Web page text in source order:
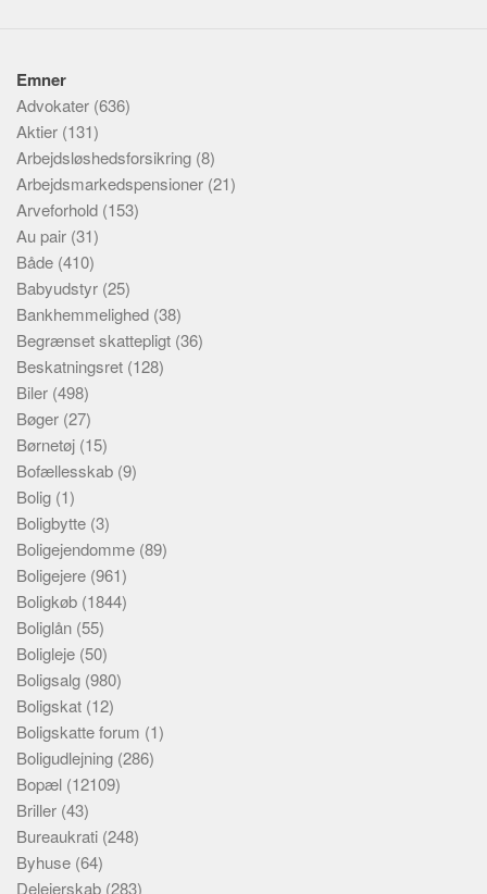
Emner
Advokater (636)
Aktier (131)
Arbejdsløshedsforsikring (8)
Arbejdsmarkedspensioner (21)
Arveforhold (153)
Au pair (31)
Både (410)
Babyudstyr (25)
Bankhemmelighed (38)
Begrænset skattepligt (36)
Beskatningsret (128)
Biler (498)
Bøger (27)
Børnetøj (15)
Bofællesskab (9)
Bolig (1)
Boligbytte (3)
Boligejendomme (89)
Boligejere (961)
Boligkøb (1844)
Boliglån (55)
Boligleje (50)
Boligsalg (980)
Boligskat (12)
Boligskatte forum (1)
Boligudlejning (286)
Bopæl (12109)
Briller (43)
Bureaukrati (248)
Byhuse (64)
Delejerskab (283)